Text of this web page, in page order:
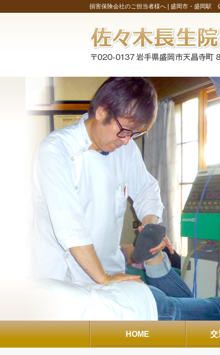
損害保険会社のご担当者様へ | 盛岡市・盛岡駅
HOME 交